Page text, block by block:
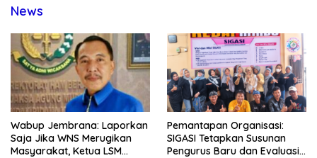
News
Wabup Jembrana: Laporkan
Saja Jika WNS Merugikan
Masyarakat, Ketua LSM
Pemantapan Organisasi:
SIGASI Tetapkan Susunan
Pengurus Baru dan Evaluasi